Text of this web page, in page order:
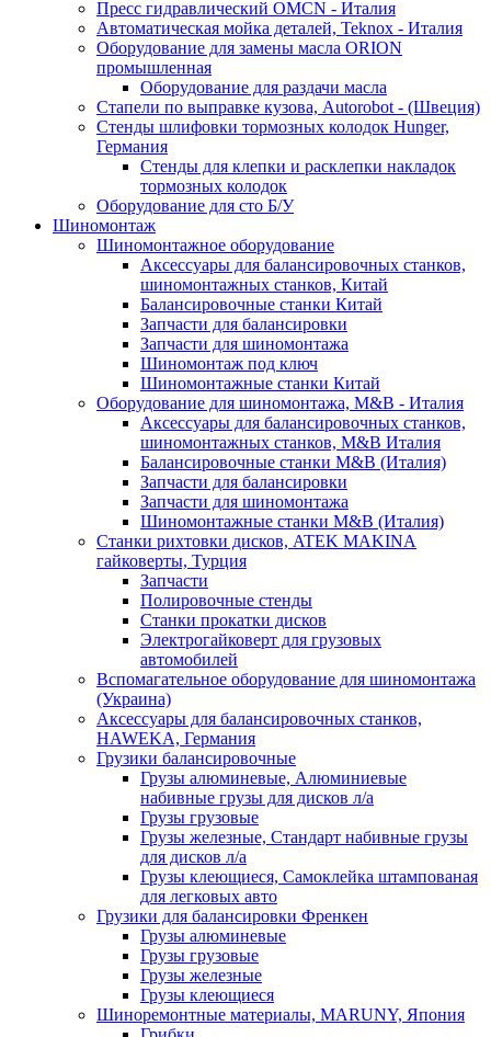
Пресс гидравлический OMCN - Италия
Автоматическая мойка деталей, Teknox - Италия
Оборудование для замены масла ORION
промышленная
Оборудование для раздачи масла
Стапели по выправке кузова, Autorobot - (Швеция)
Стенды шлифовки тормозных колодок Hunger,
Германия
Стенды для клепки и расклепки накладок
тормозных колодок
Оборудование для сто Б/У
Шиномонтаж
Шиномонтажное оборудование
Аксессуары для балансировочных станков,
шиномонтажных станков, Китай
Балансировочные станки Китай
Запчасти для балансировки
Запчасти для шиномонтажа
Шиномонтаж под ключ
Шиномонтажные станки Китай
Оборудование для шиномонтажа, M&B - Италия
Аксессуары для балансировочных станков,
шиномонтажных станков, M&B Италия
Балансировочные станки M&B (Италия)
Запчасти для балансировки
Запчасти для шиномонтажа
Шиномонтажные станки M&B (Италия)
Станки рихтовки дисков, ATEK MAKINA
гайковерты, Турция
Запчасти
Полировочные стенды
Станки прокатки дисков
Электрогайковерт для грузовых
автомобилей
Вспомагательное оборудование для шиномонтажа
(Украина)
Аксессуары для балансировочных станков,
HAWEKA, Германия
Грузики балансировочные
Грузы алюминевые, Алюминиевые
набивные грузы для дисков л/а
Грузы грузовые
Грузы железные, Cтандарт набивные грузы
для дисков л/а
Грузы клеющиеся, Самоклейка штампованая
для легковых авто
Грузики для балансировки Френкен
Грузы алюминевые
Грузы грузовые
Грузы железные
Грузы клеющиеся
Шиноремонтные материалы, MARUNY, Япония